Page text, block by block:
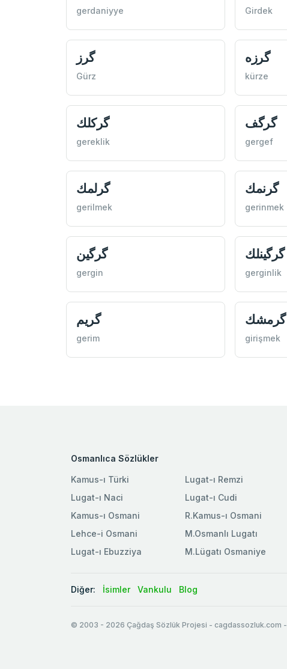
gerdaniyye Girdek
گرز
Gürz
گرزه
kürze
گركلك
gereklik
گرگف
gergef
گرلمك
gerilmek
گرنمك
gerinmek
گرگين
gergin
گرگينلك
gerginlik
گريم
gerim
گرمشك
girişmek
Osmanlıca Sözlükler
Kamus-ı Türki
Lugat-ı Naci
Kamus-ı Osmani
Lehce-i Osmani
Lugat-ı Ebuzziya
Lugat-ı Remzi
Lugat-ı Cudi
R.Kamus-ı Osmani
M.Osmanlı Lugatı
M.Lügatı Osmaniye
Diğer: İsimler Vankulu Blog
© 2003 - 2026 Çağdaş Sözlük Projesi - cagdassozluk.com -